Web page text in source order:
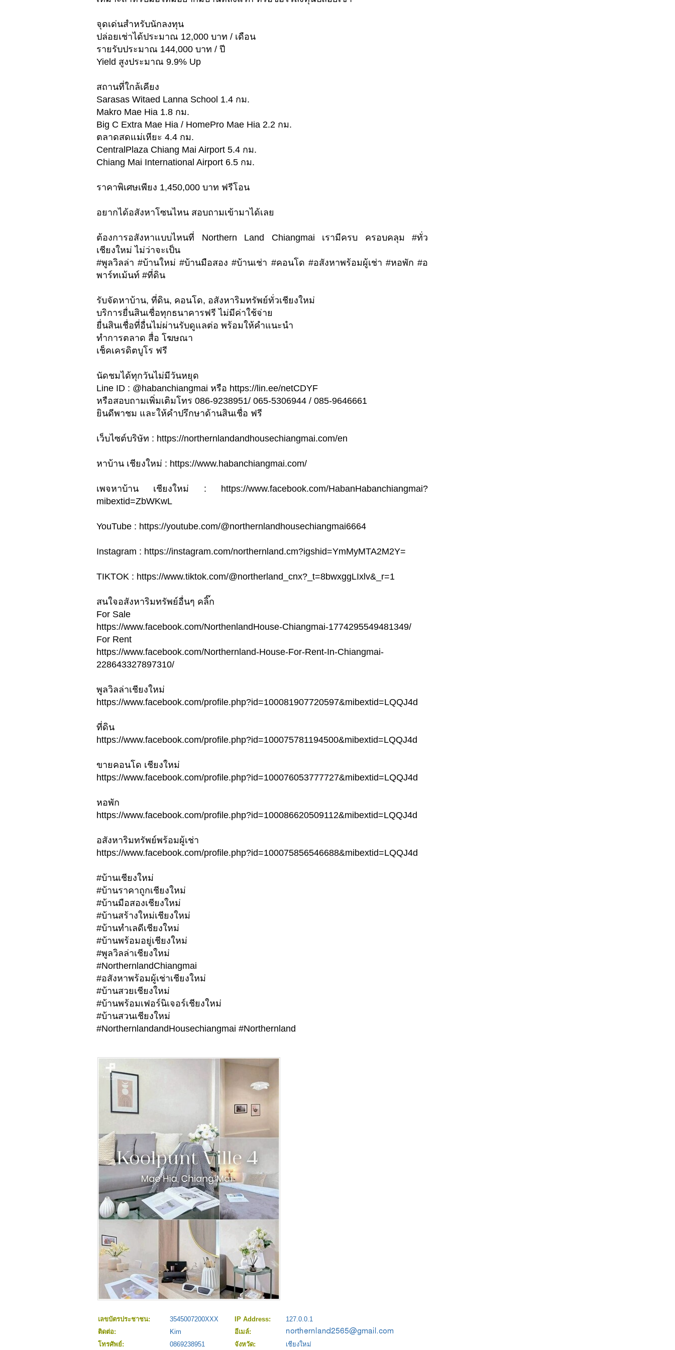
จุดเด่นสำหรับนักลงทุน
ปล่อยเช่าได้ประมาณ 12,000 บาท / เดือน
รายรับประมาณ 144,000 บาท / ปี
Yield สูงประมาณ 9.9% Up
สถานที่ใกล้เคียง
Sarasas Witaed Lanna School 1.4 กม.
Makro Mae Hia 1.8 กม.
Big C Extra Mae Hia / HomePro Mae Hia 2.2 กม.
ตลาดสดแม่เหียะ 4.4 กม.
CentralPlaza Chiang Mai Airport 5.4 กม.
Chiang Mai International Airport 6.5 กม.
ราคาพิเศษเพียง 1,450,000 บาท ฟรีโอน
อยากได้อสังหาโซนไหน สอบถามเข้ามาได้เลย
ต้องการอสังหาแบบไหนที่ Northern Land Chiangmai เรามีครบ ครอบคลุม #ทั่ว
เชียงใหม่ ไม่ว่าจะเป็น
#พูลวิลล่า #บ้านใหม่ #บ้านมือสอง #บ้านเช่า #คอนโด #อสังหาพร้อมผู้เช่า #หอพัก #อ
พาร์ทเม้นท์ #ที่ดิน
รับจัดหาบ้าน, ที่ดิน, คอนโด, อสังหาริมทรัพย์ทั่วเชียงใหม่
บริการยื่นสินเชื่อทุกธนาคารฟรี ไม่มีค่าใช้จ่าย
ยื่นสินเชื่อที่อื่นไม่ผ่านรับดูแลต่อ พร้อมให้คำแนะนำ
ทำการตลาด สื่อ โฆษณา
เช็คเครดิตบูโร ฟรี
นัดชมได้ทุกวันไม่มีวันหยุด
Line ID : @habanchiangmai หรือ https://lin.ee/netCDYF
หรือสอบถามเพิ่มเติมโทร 086-9238951/ 065-5306944 / 085-9646661
ยินดีพาชม และให้คำปรึกษาด้านสินเชื่อ ฟรี
เว็บไซต์บริษัท : https://northernlandandhousechiangmai.com/en
หาบ้าน เชียงใหม่ : https://www.habanchiangmai.com/
เพจหาบ้าน เชียงใหม่ : https://www.facebook.com/HabanHabanchiangmai?
mibextid=ZbWKwL
YouTube : https://youtube.com/@northernlandhousechiangmai6664
Instagram : https://instagram.com/northernland.cm?igshid=YmMyMTA2M2Y=
TIKTOK : https://www.tiktok.com/@northerland_cnx?_t=8bwxggLIxlv&_r=1
สนใจอสังหาริมทรัพย์อื่นๆ คลิ๊ก
For Sale
https://www.facebook.com/NorthenlandHouse-Chiangmai-1774295549481349/
For Rent
https://www.facebook.com/Northernland-House-For-Rent-In-Chiangmai-
228643327897310/
พูลวิลล่าเชียงใหม่
https://www.facebook.com/profile.php?id=100081907720597&mibextid=LQQJ4d
ที่ดิน
https://www.facebook.com/profile.php?id=100075781194500&mibextid=LQQJ4d
ขายคอนโด เชียงใหม่
https://www.facebook.com/profile.php?id=100076053777727&mibextid=LQQJ4d
หอพัก
https://www.facebook.com/profile.php?id=100086620509112&mibextid=LQQJ4d
อสังหาริมทรัพย์พร้อมผู้เช่า
https://www.facebook.com/profile.php?id=100075856546688&mibextid=LQQJ4d
#บ้านเชียงใหม่
#บ้านราคาถูกเชียงใหม่
#บ้านมือสองเชียงใหม่
#บ้านสร้างใหม่เชียงใหม่
#บ้านทำเลดีเชียงใหม่
#บ้านพร้อมอยู่เชียงใหม่
#พูลวิลล่าเชียงใหม่
#NorthernlandChiangmai
#อสังหาพร้อมผู้เช่าเชียงใหม่
#บ้านสวยเชียงใหม่
#บ้านพร้อมเฟอร์นิเจอร์เชียงใหม่
#บ้านสวนเชียงใหม่
#NorthernlandandHousechiangmai #Northernland
เลขบัตรประชาชน: 3545007200XXX IP Address:
127.0.0.1
ติดต่อ:
Kim
อีเมล์:
โทรศัพย์:
0869238951 จังหวัด: เชียงใหม่